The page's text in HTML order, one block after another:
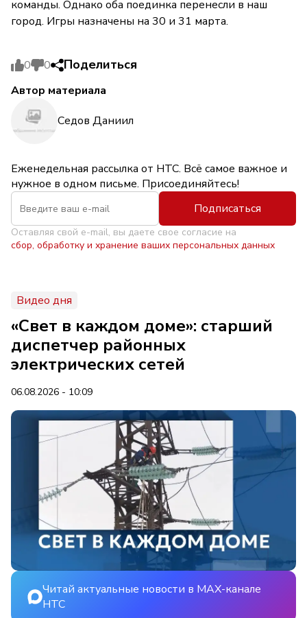
команды. Однако оба поединка перенесли в наш
город. Игры назначены на 30 и 31 марта.
0 0 Поделиться
Автор материала
Седов Даниил
Еженедельная рассылка от НТС. Всё самое важное и
нужное в одном письме. Присоединяйтесь!
Подписаться
Оставляя свой e-mail, вы даете свое согласие на
сбор, обработку и хранение ваших персональных данных
Видео дня
«Свет в каждом доме»: старший
диспетчер районных
электрических сетей
06.08.2026 - 10:09
Читай актуальные новости в MAX-канале
НТС